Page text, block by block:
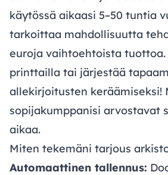
käytössä aikaasi 5–50 tuntia
tarkoittaa mahdollisuutta
euroja vaihtoehtoista
printtailla tai järjestää
allekirjoitusten keräämiseksi!
sopijakumppanisi arvostavat
aikaa.
Miten tekemäni tarjous
Automaattinen tallennus: